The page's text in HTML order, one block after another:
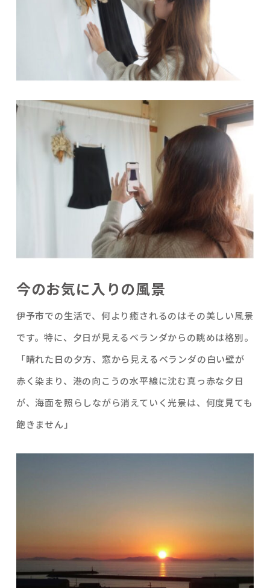
今のお気に入りの風景
伊予市での生活で、何より癒されるのはその美しい風景
です。特に、夕日が見えるベランダからの眺めは格別。
「晴れた日の夕方、窓から見えるベランダの白い壁が
赤く染まり、港の向こうの水平線に沈む真っ赤な夕日
が、海面を照らしながら消えていく光景は、何度見ても
飽きません」